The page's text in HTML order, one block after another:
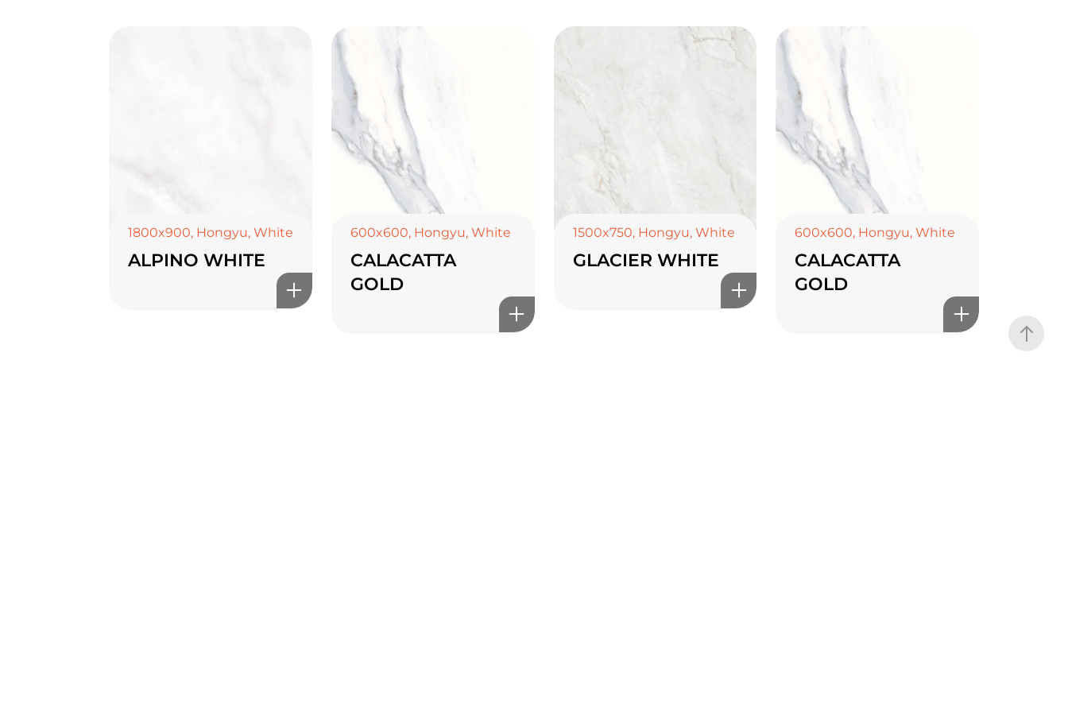
1800x900, Hongyu, White
ALPINO WHITE
600x600, Hongyu, White
CALACATTA
GOLD
1500x750, Hongyu, White
GLACIER WHITE
600x600, Hongyu,White
CALACATTA
GOLD